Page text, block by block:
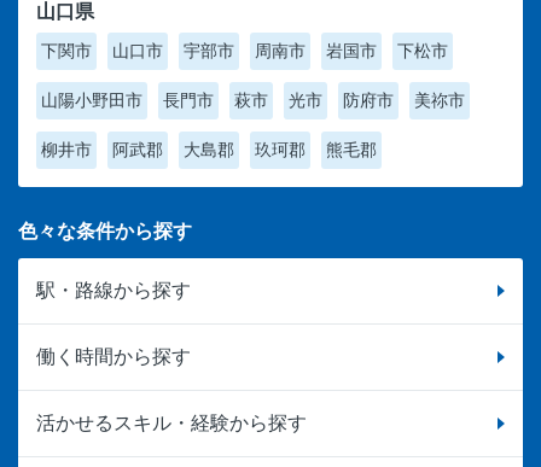
山口県
下関市 山口市 宇部市 周南市 岩国市 下松市
山陽小野田市 長門市 萩市 光市 防府市 美祢市
柳井市 阿武郡 大島郡 玖珂郡 熊毛郡
色々な条件から探す
駅・路線から探す
働く時間から探す
活かせるスキル・経験から探す